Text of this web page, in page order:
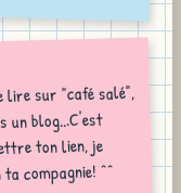
lire sur "café salé",
un blog...C'est
ton lien, je
compagnie! ^^